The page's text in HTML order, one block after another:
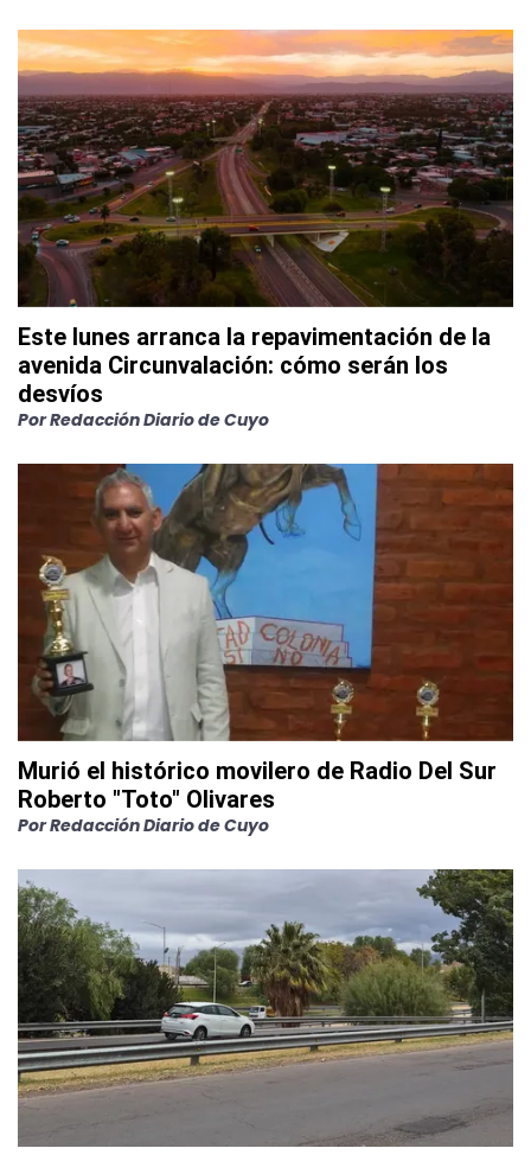
Este lunes arranca la repavimentación de la
avenida Circunvalación: cómo serán los
desvíos
PorRedacción Diario de Cuyo
Murió el histórico movilero de Radio Del Sur
Roberto "Toto" Olivares
PorRedacción Diario de Cuyo